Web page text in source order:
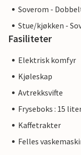
Soverom -
Stue/kjøkken -
Fasiliteter
Elektrisk komfyr
Kjøleskap
Avtrekksvifte
Fryseboks : 15
Kaffetrakter
Felles